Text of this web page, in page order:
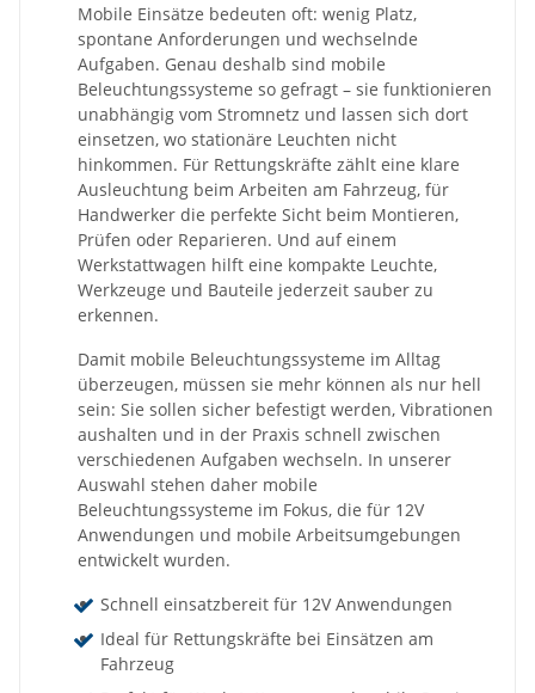
Mobile Einsätze bedeuten oft: wenig Platz,
spontane Anforderungen und wechselnde
Aufgaben. Genau deshalb sind mobile
Beleuchtungssysteme so gefragt – sie funktionieren
unabhängig vom Stromnetz und lassen sich dort
einsetzen, wo stationäre Leuchten nicht
hinkommen. Für Rettungskräfte zählt eine klare
Ausleuchtung beim Arbeiten am Fahrzeug, für
Handwerker die perfekte Sicht beim Montieren,
Prüfen oder Reparieren. Und auf einem
Werkstattwagen hilft eine kompakte Leuchte,
Werkzeuge und Bauteile jederzeit sauber zu
erkennen.
Damit mobile Beleuchtungssysteme im Alltag
überzeugen, müssen sie mehr können als nur hell
sein: Sie sollen sicher befestigt werden, Vibrationen
aushalten und in der Praxis schnell zwischen
verschiedenen Aufgaben wechseln. In unserer
Auswahl stehen daher mobile
Beleuchtungssysteme im Fokus, die für 12V
Anwendungen und mobile Arbeitsumgebungen
entwickelt wurden.
Schnell einsatzbereit für 12V Anwendungen
Ideal für Rettungskräfte bei Einsätzen am
Fahrzeug